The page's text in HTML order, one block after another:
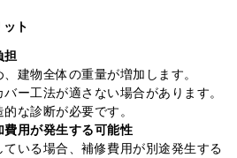
ト
担
建物全体の重量が増加します。
ー工法が適さない場合があります。
な診断が必要です。
用が発生する可能性
いる場合、補修費用が別途発生する